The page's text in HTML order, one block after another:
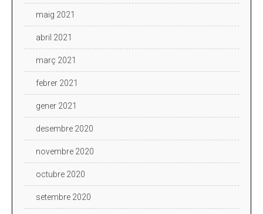
maig 2021
abril 2021
març 2021
febrer 2021
gener 2021
desembre 2020
novembre 2020
octubre 2020
setembre 2020